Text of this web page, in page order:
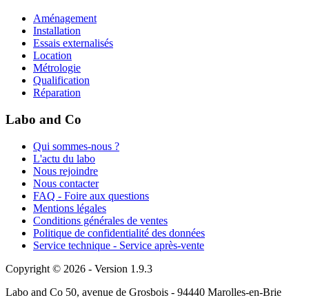
Aménagement
Installation
Essais externalisés
Location
Métrologie
Qualification
Réparation
Labo and Co
Qui sommes-nous ?
L'actu du labo
Nous rejoindre
Nous contacter
FAQ - Foire aux questions
Mentions légales
Conditions générales de ventes
Politique de confidentialité des données
Service technique - Service après-vente
Copyright © 2026 - Version 1.9.3
Labo and Co 50, avenue de Grosbois - 94440 Marolles-en-Brie